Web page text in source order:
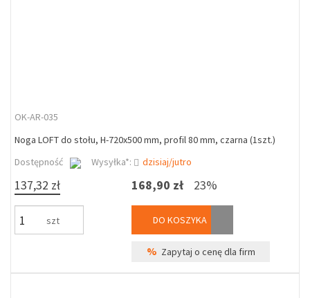
OK-AR-035
Noga LOFT do stołu, H-720x500 mm, profil 80 mm, czarna (1szt.)
Dostępność
Wysyłka*: dzisiaj/jutro
137,32 zł
szt
168,90 zł 23%
DO KOSZYKA
% Zapytaj o cenę dla firm